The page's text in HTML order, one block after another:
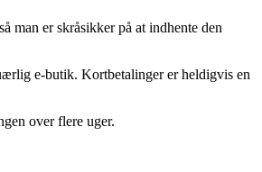
man er skråsikker på at indhente den
e-butik. Kortbetalinger er heldigvis en
over flere uger.